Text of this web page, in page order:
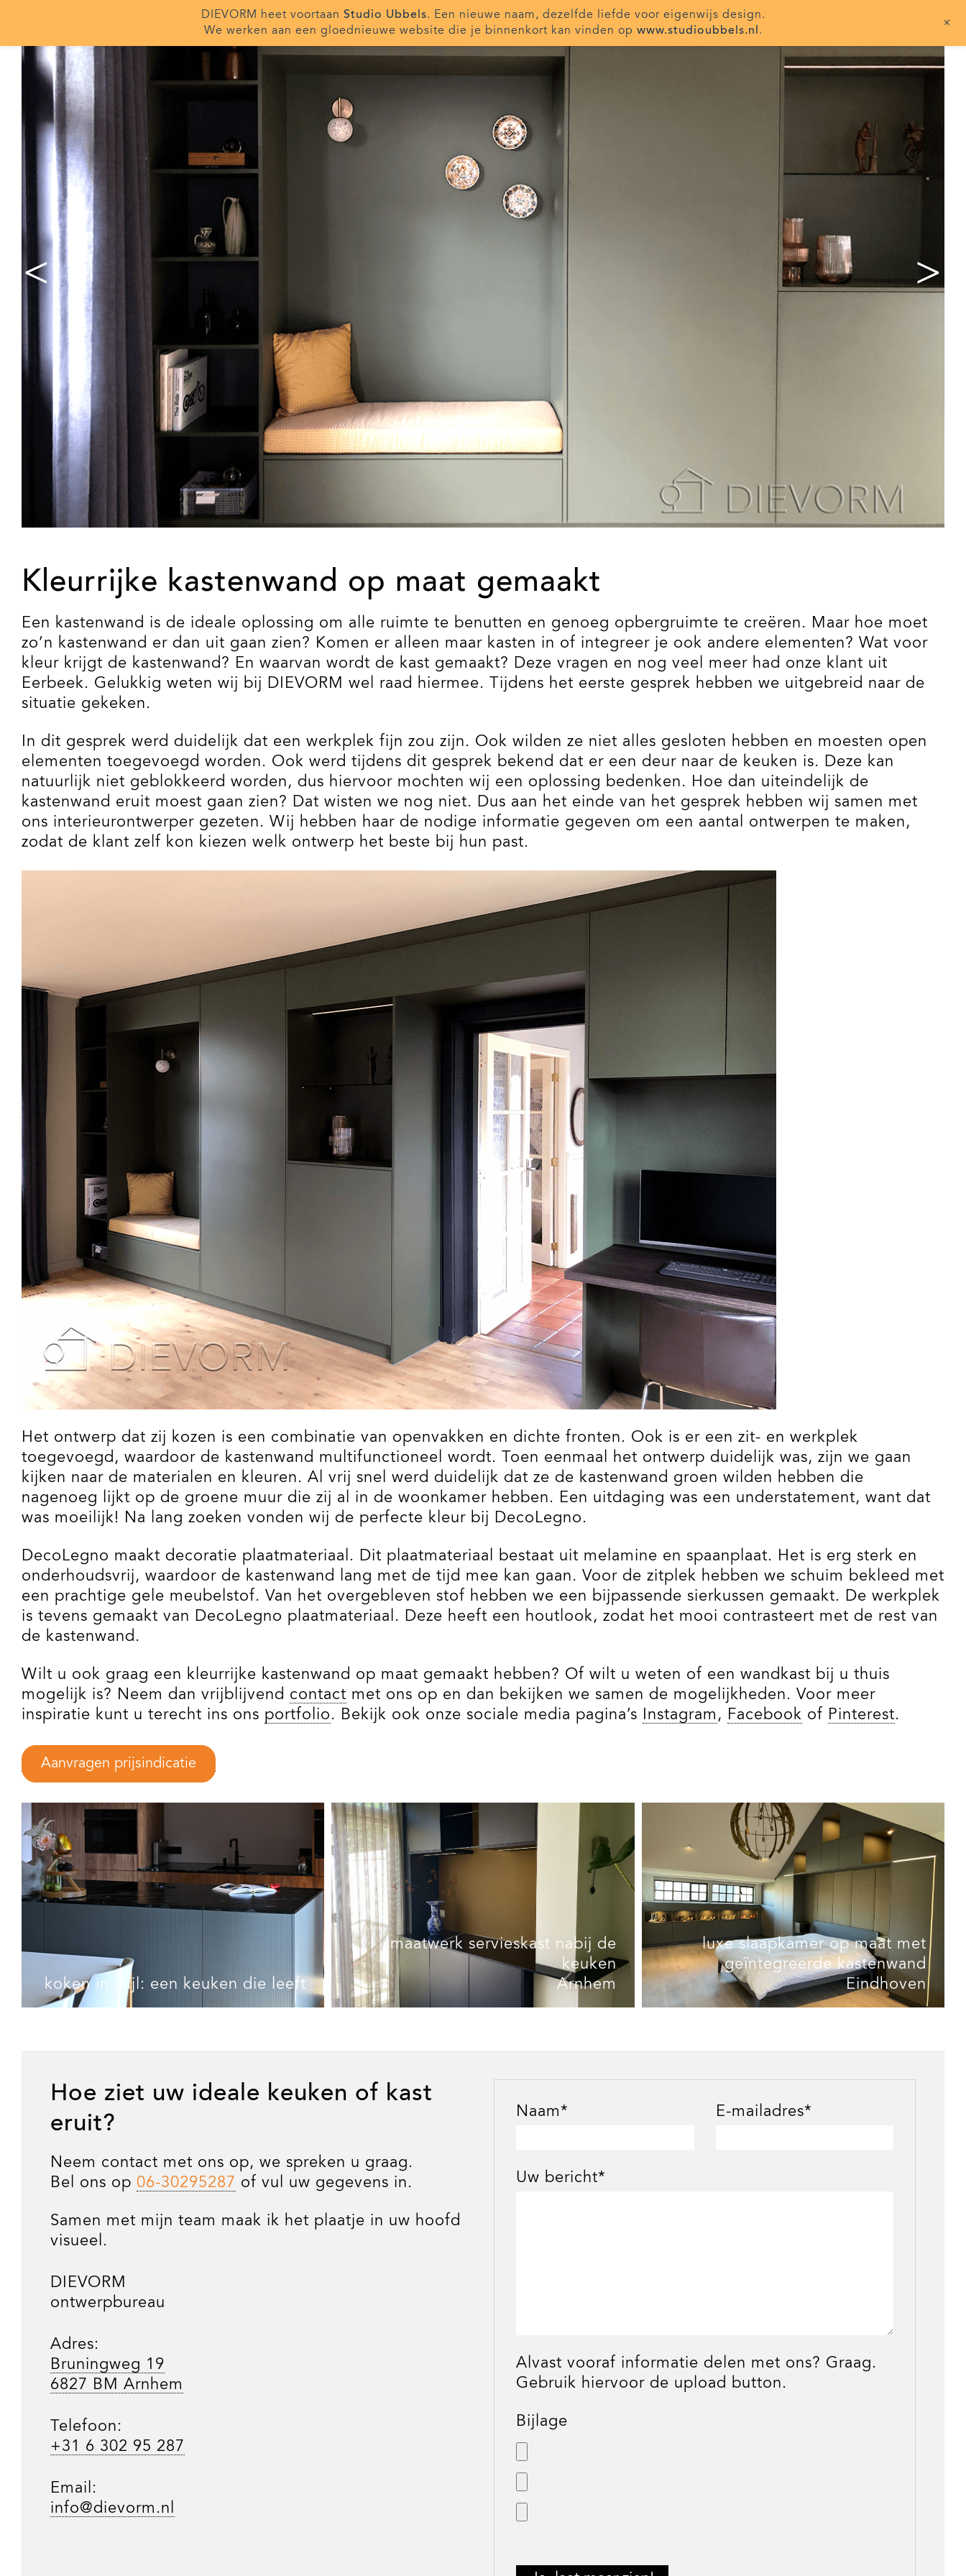
< >
Kleurrijke kastenwand op maat gemaakt
Een kastenwand is de ideale oplossing om alle ruimte te benutten en genoeg opbergruimte te creëren. Maar hoe moet
zo’n kastenwand er dan uit gaan zien? Komen er alleen maar kasten in of integreer je ook andere elementen? Wat voor
kleur krijgt de kastenwand? En waarvan wordt de kast gemaakt? Deze vragen en nog veel meer had onze klant uit
Eerbeek. Gelukkig weten wij bij DIEVORM wel raad hiermee. Tijdens het eerste gesprek hebben we uitgebreid naar de
situatie gekeken.
In dit gesprek werd duidelijk dat een werkplek fijn zou zijn. Ook wilden ze niet alles gesloten hebben en moesten open
elementen toegevoegd worden. Ook werd tijdens dit gesprek bekend dat er een deur naar de keuken is. Deze kan
natuurlijk niet geblokkeerd worden, dus hiervoor mochten wij een oplossing bedenken. Hoe dan uiteindelijk de
kastenwand eruit moest gaan zien? Dat wisten we nog niet. Dus aan het einde van het gesprek hebben wij samen met
ons interieurontwerper gezeten. Wij hebben haar de nodige informatie gegeven om een aantal ontwerpen te maken,
zodat de klant zelf kon kiezen welk ontwerp het beste bij hun past.
Het ontwerp dat zij kozen is een combinatie van openvakken en dichte fronten. Ook is er een zit- en werkplek
toegevoegd, waardoor de kastenwand multifunctioneel wordt. Toen eenmaal het ontwerp duidelijk was, zijn we gaan
kijken naar de materialen en kleuren. Al vrij snel werd duidelijk dat ze de kastenwand groen wilden hebben die
nagenoeg lijkt op de groene muur die zij al in de woonkamer hebben. Een uitdaging was een understatement, want dat
was moeilijk! Na lang zoeken vonden wij de perfecte kleur bij DecoLegno.
DecoLegno maakt decoratie plaatmateriaal. Dit plaatmateriaal bestaat uit melamine en spaanplaat. Het is erg sterk en
onderhoudsvrij, waardoor de kastenwand lang met de tijd mee kan gaan. Voor de zitplek hebben we schuim bekleed met
een prachtige gele meubelstof. Van het overgebleven stof hebben we een bijpassende sierkussen gemaakt. De werkplek
is tevens gemaakt van DecoLegno plaatmateriaal. Deze heeft een houtlook, zodat het mooi contrasteert met de rest van
de kastenwand.
Wilt u ook graag een kleurrijke kastenwand op maat gemaakt hebben? Of wilt u weten of een wandkast bij u thuis
mogelijk is? Neem dan vrijblijvend contact met ons op en dan bekijken we samen de mogelijkheden. Voor meer
inspiratie kunt u terecht ins ons portfolio. Bekijk ook onze sociale media pagina’s Instagram , Facebook of Pinterest.
Aanvragen prijsindicatie
koken in stijl: een keuken die leeft
maatwerk servieskast nabij de
keuken
Arnhem
luxe slaapkamer op maat met
geïntegreerde kastenwand
Eindhoven
Hoe ziet uw ideale keuken of kast
eruit?
Neem contact met ons op, we spreken u graag.
Bel ons op 06-30295287 of vul uw gegevens in.
Samen met mijn team maak ik het plaatje in uw hoofd
visueel.
DIEVORM
ontwerpbureau
Adres:
Bruningweg 19
6827 BM Arnhem
Telefoon:
+31 6 302 95 287
Email:
info@dievorm.nl
Naam* E-mailadres*
Uw bericht*
Alvast vooraf informatie delen met ons? Graag.
Gebruik hiervoor de upload button.
Bijlage
DIEVORM heet voortaan Studio Ubbels. Een nieuwe naam, dezelfde liefde voor eigenwijs design.
We werken aan een gloednieuwe website die je binnenkort kan vinden op www.studioubbels.nl .
+